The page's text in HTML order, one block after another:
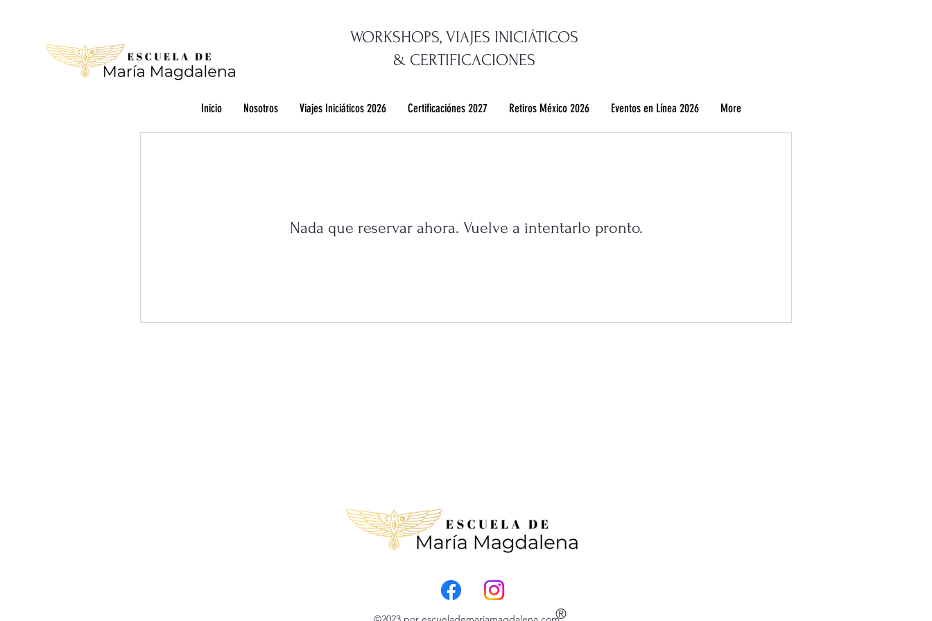
WORKSHOPS, VIAJES INICIÁTICOS
& CERTIFICACIONES
Inicio Nosotros Viajes Iniciáticos 2026 Certificaciónes 2027 Retiros México 2026 Eventos en Línea 2026 More
Nada que reservar ahora. Vuelve a intentarlo pronto.
®